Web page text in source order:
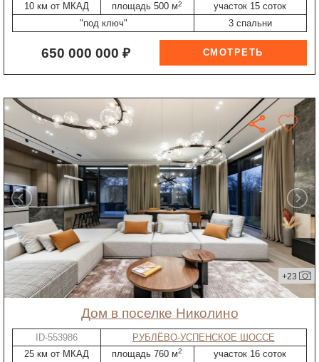
10 км от МКАД
площадь 500 м2
участок 15 соток
"под ключ"
3 спальни
650 000 000 ₽
+23
дом в поселке Николино
ID-553986
РУБЛЁВО-УСПЕНСКОЕ ШОССЕ
25 км от МКАД
площадь 760 м2
участок 16 соток